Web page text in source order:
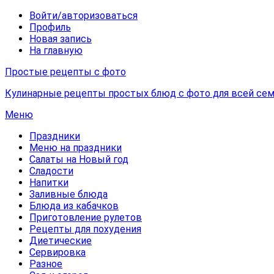
Войти/авторизоваться
Профиль
Новая запись
На главную
Простые рецепты с фото
Кулинарные рецепты простых блюд с фото для всей
Меню
Праздники
Меню на праздники
Салаты на Новый год
Сладости
Напитки
Заливные блюда
Блюда из кабачков
Приготовление рулетов
Рецепты для похудения
Диетические
Сервировка
Разное